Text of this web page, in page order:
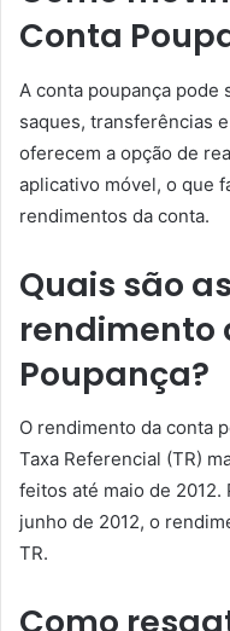
Conta
A conta poupança pode
saques, transferências
oferecem a opção de
aplicativo móvel, o que
rendimentos da conta.
Quais são
rendimento
Poupança?
O rendimento da conta
Taxa Referencial (TR)
feitos até maio de
junho de 2012, o
TR.
Como